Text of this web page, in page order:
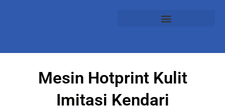
Mesin Hotprint Kulit
Imitasi Kendari